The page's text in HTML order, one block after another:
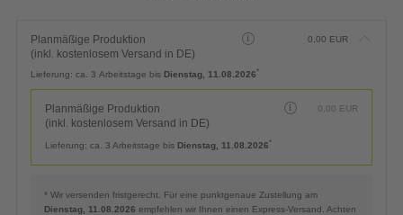
Planmäßige Produktion
(inkl. kostenlosem Versand in DE)
0,00 EUR
Lieferung: ca. 3 Arbeitstage bis Dienstag, 11.08.2026*
Planmäßige Produktion
(inkl. kostenlosem Versand in DE)
0,00 EUR
Lieferung: ca. 3 Arbeitstage bis Dienstag, 11.08.2026*
* Wir versenden fristgerecht. Für eine punktgenaue Zustellung am
Dienstag, 11.08.2026 empfehlen wir Ihnen einen Express-Versand. Achten